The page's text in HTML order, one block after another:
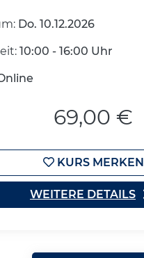
Do. 10.12.2026
10:00 - 16:00 Uhr
69,00 €
KURS MERKEN
WEITERE DETAILS